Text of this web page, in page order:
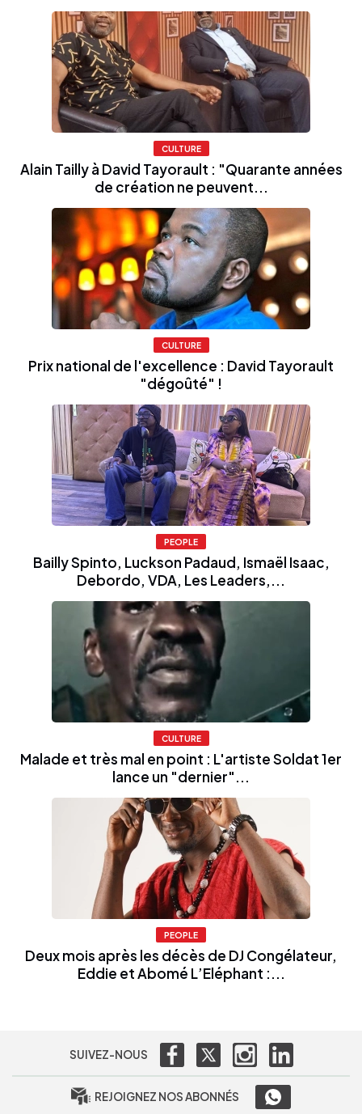
CULTURE
Alain Tailly à David Tayorault : "Quarante années
de création ne peuvent...
CULTURE
Prix national de l'excellence : David Tayorault
"dégoûté" !
PEOPLE
Bailly Spinto, Luckson Padaud, Ismaël Isaac,
Debordo, VDA, Les Leaders,...
CULTURE
Malade et très mal en point : L'artiste Soldat 1er
lance un "dernier"...
PEOPLE
Deux mois après les décès de DJ Congélateur,
Eddie et Abomé L’Eléphant :...
SUIVEZ-NOUS
REJOIGNEZ NOS ABONNÉS